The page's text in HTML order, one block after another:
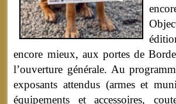
encore mieux, aux portes de
l’ouverture générale. Au
exposants attendus (armes et
équipements et accessoires,